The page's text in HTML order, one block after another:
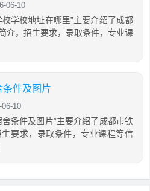
06-10
学校地址在哪里”主要介绍了成都
介，招生要求，录取条件，专业课
条件及图片
10
条件及图片”主要介绍了成都市铁
要求，录取条件，专业课程等信